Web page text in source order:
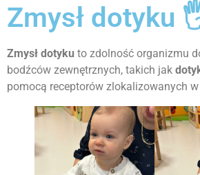
Zmysł dotyku
Zmysł dotyku to zdolność organizmu
bodźców zewnętrznych, takich jak
pomocą receptorów zlokalizowanych w